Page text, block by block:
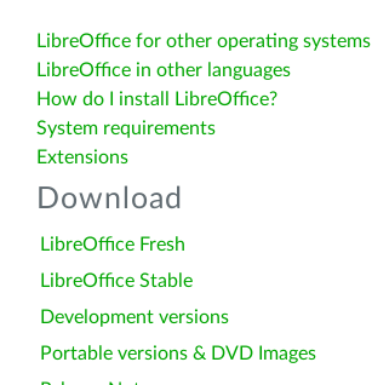
LibreOffice for other operating systems
LibreOffice in other languages
How do I install LibreOffice?
System requirements
Extensions
Download
LibreOffice Fresh
LibreOffice Stable
Development versions
Portable versions & DVD Images